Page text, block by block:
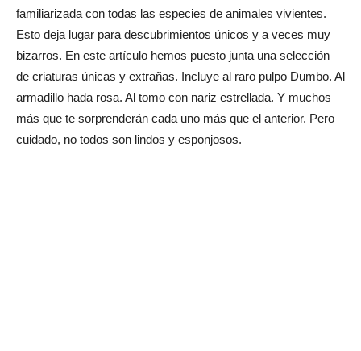
familiarizada con todas las especies de animales vivientes.
Esto deja lugar para descubrimientos únicos y a veces muy
bizarros. En este artículo hemos puesto junta una selección
de criaturas únicas y extrañas. Incluye al raro pulpo Dumbo. Al
armadillo hada rosa. Al tomo con nariz estrellada. Y muchos
más que te sorprenderán cada uno más que el anterior. Pero
cuidado, no todos son lindos y esponjosos.